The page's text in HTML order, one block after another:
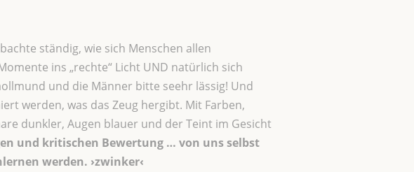
ständig, wie sich Menschen allen
ins „rechte“ Licht UND natürlich sich
und die Männer bitte seehr lässig! Und
werden, was das Zeug hergibt. Mit Farben,
dunkler, Augen blauer und der Teint im Gesicht
und kritischen Bewertung … von uns selbst
werden. ›zwinker‹